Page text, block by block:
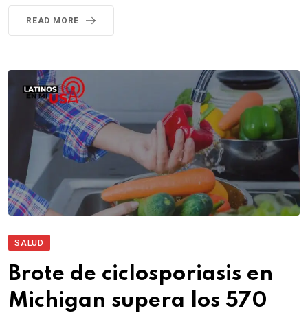
READ MORE
SALUD
Brote de ciclosporiasis en
Michigan supera los 570